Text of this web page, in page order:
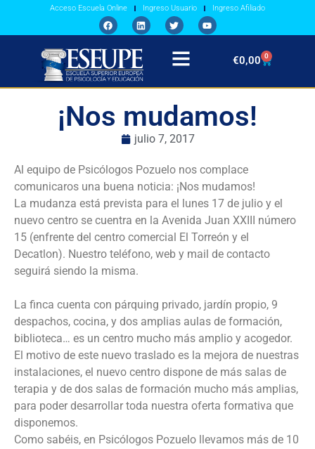
Acceso Escuela Online Ingreso Usuario Ingreso Afiliado
€0,00 0
¡Nos mudamos!
julio 7, 2017
Al equipo de Psicólogos Pozuelo nos complace
comunicaros una buena noticia: ¡Nos mudamos!
La mudanza está prevista para el lunes 17 de julio y el
nuevo centro se cuentra en la Avenida Juan XXIII número
15 (enfrente del centro comercial El Torreón y el
Decatlon). Nuestro teléfono, web y mail de contacto
seguirá siendo la misma.
La finca cuenta con párquing privado, jardín propio, 9
despachos, cocina, y dos amplias aulas de formación,
biblioteca… es un centro mucho más amplio y acogedor.
El motivo de este nuevo traslado es la mejora de nuestras
instalaciones, el nuevo centro dispone de más salas de
terapia y de dos salas de formación mucho más amplias,
para poder desarrollar toda nuestra oferta formativa que
disponemos.
Como sabéis, en Psicólogos Pozuelo llevamos más de 10